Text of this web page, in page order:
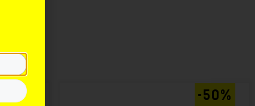
-50% -50%